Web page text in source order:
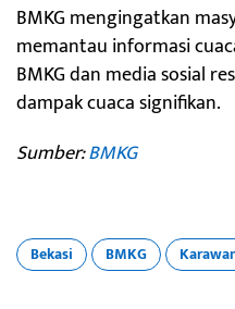
BMKG mengingatkan
memantau informasi
BMKG dan media sosial
dampak cuaca signifikan.
Sumber:BMKG
Bekasi BMKG